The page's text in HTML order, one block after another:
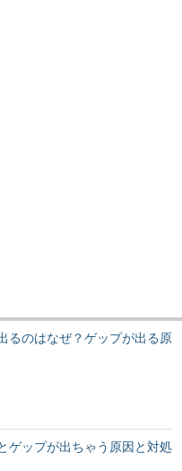
るのはなぜ？ゲップが出る原
ゲップが出ちゃう原因と対処